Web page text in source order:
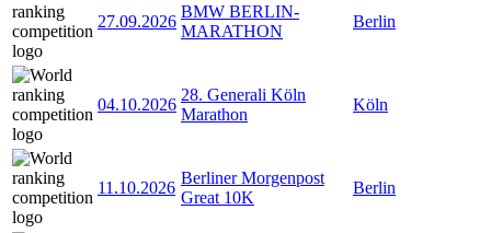
27.09.2026
BMW BERLIN-
MARATHON
Berlin
04.10.2026
28. Generali Köln
Marathon
Köln
11.10.2026
Berliner Morgenpost
Great 10K
Berlin